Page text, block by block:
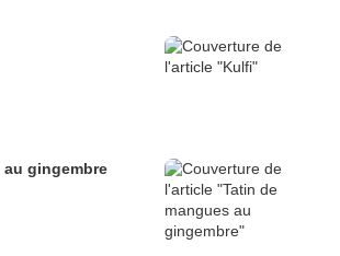
au gingembre